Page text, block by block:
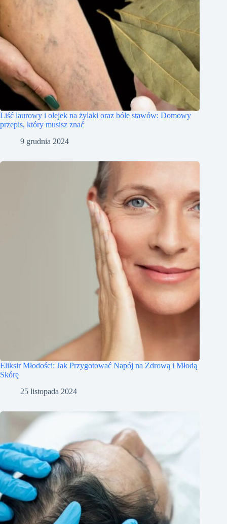
Liść laurowy i olejek na żylaki oraz bóle stawów: Domowy
przepis, który musisz znać
9 grudnia 2024
Eliksir Młodości: Jak Przygotować Napój na Zdrową i Młodą
Skórę
25 listopada 2024